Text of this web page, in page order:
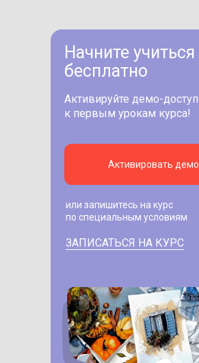
Начните учиться
бесплатно
или запишитесь на курс
по специальным условиям
Активировать демо
Активируйте демо-доступ
к первым урокам курса!
ЗАПИСАТЬСЯ НА КУРС